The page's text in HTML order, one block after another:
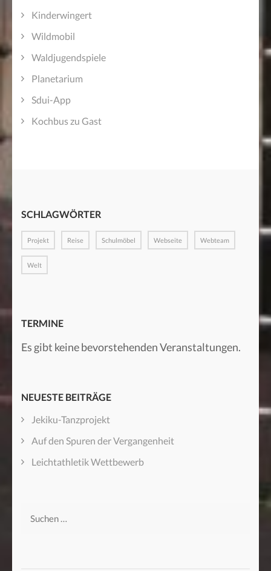
Kinderwingert
Wildmobil
Waldjugendspiele
Planetarium
Sdui-App
Kochbus zu Gast
SCHLAGWÖRTER
Projekt Reise Schulmöbel Webseite Webteam
Welt
TERMINE
Es gibt keine bevorstehenden Veranstaltungen.
NEUESTE BEITRÄGE
Jekiku-Tanzprojekt
Auf den Spuren der Vergangenheit
Leichtathletik Wettbewerb
Suchen